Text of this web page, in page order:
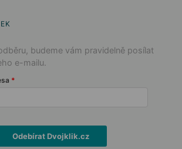
budeme vám pravidelně posílat
e-mailu.
Odebírat Dvojklik.cz